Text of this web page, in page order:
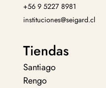
+56 9 5227 8981
instituciones@seigard.cl
Tiendas
Santiago
Rengo